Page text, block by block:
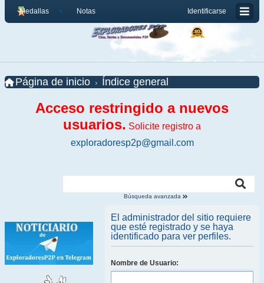
Identificarse
Medallas Notas
Página de inicio Índice general
Acceso restringido a nuevos
usuarios. Solicite registro a
exploradoresp2p@gmail.com
Búsqueda avanzada
El administrador del sitio requiere
que esté registrado y se haya
identificado para ver perfiles.
Nombre de Usuario: